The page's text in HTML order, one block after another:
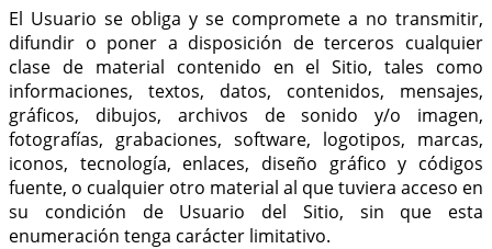
El Usuario se obliga y se compromete a no transmitir,
difundir o poner a disposición de terceros cualquier
clase de material contenido en el Sitio, tales como
informaciones, textos, datos, contenidos, mensajes,
gráficos, dibujos, archivos de sonido y/o imagen,
fotografías, grabaciones, software, logotipos, marcas,
iconos, tecnología, enlaces, diseño gráfico y códigos
fuente, o cualquier otro material al que tuviera acceso en
su condición de Usuario del Sitio, sin que esta
enumeración tenga carácter limitativo.